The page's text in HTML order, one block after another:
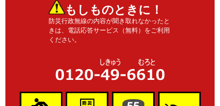
もしものときに！
防災行政無線の内容が聞き取れなかったと
きは、電話応答サービス（無料）をご利用
ください。